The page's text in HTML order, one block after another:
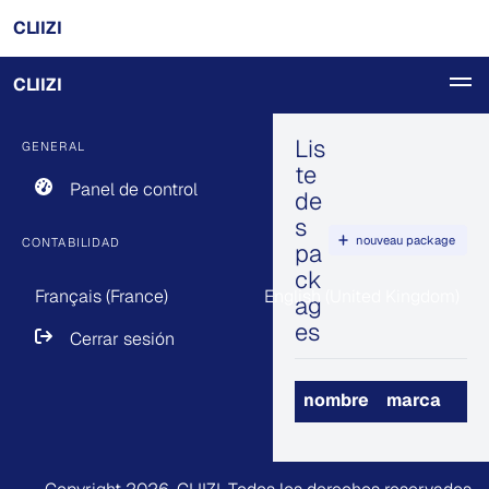
CLIIZI
CLIIZI
GENERAL
Panel de control
CONTABILIDAD
Français (France)
English (United Kingdom)
Cerrar sesión
Lis
te
de
s
pa
ck
ag
es
nouveau package
nombre marca